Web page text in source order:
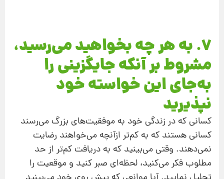
7. به هر چه بخواهید می‌رسید،
مشروط بر آنکه جایگزینی را
به‌جای این خواسته خود
نپذیرید
کسانی که در زندگی خود به موفقیت‌های بزرگ می‌رسند
کسانی هستند که به کم‌تر ازآنچه می‌خواهند رضایت
نمی‌دهند. وقتی می‌بینید که به دریافت کم‌تر از حد
مطلوب فکر می‌کنید، لحظه‌ای صبر کنید و موقعیت را